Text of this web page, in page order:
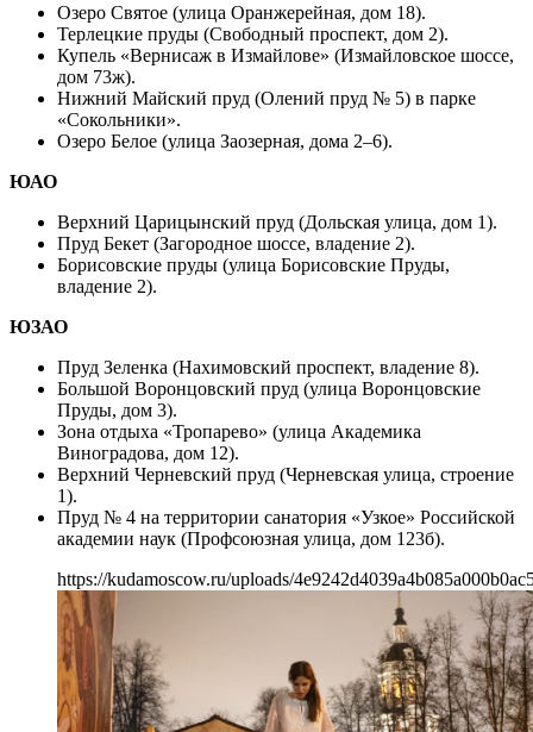
Озеро Святое (улица Оранжерейная, дом 18).
Терлецкие пруды (Свободный проспект, дом 2).
Купель «Вернисаж в Измайлове» (Измайловское шоссе,
дом 73ж).
Нижний Майский пруд (Олений пруд № 5) в парке
«Сокольники».
Озеро Белое (улица Заозерная, дома 2–6).
ЮАО
Верхний Царицынский пруд (Дольская улица, дом 1).
Пруд Бекет (Загородное шоссе, владение 2).
Борисовские пруды (улица Борисовские Пруды,
владение 2).
ЮЗАО
Пруд Зеленка (Нахимовский проспект, владение 8).
Большой Воронцовский пруд (улица Воронцовские
Пруды, дом 3).
Зона отдыха «Тропарево» (улица Академика
Виноградова, дом 12).
Верхний Черневский пруд (Черневская улица, строение
1).
Пруд № 4 на территории санатория «Узкое» Российской
академии наук (Профсоюзная улица, дом 123б).
https://kudamoscow.ru/uploads/